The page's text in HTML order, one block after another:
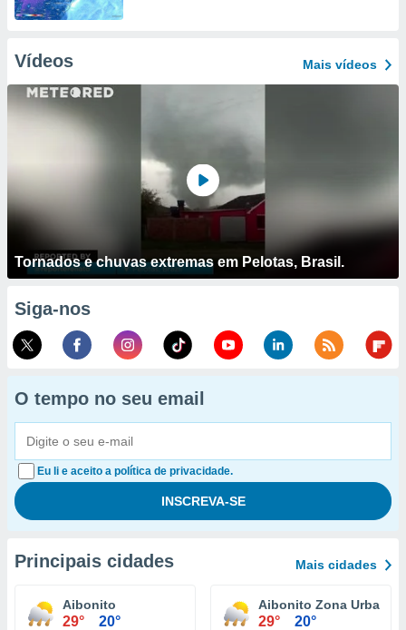
Vídeos Mais vídeos
Tornados e chuvas extremas em Pelotas, Brasil.
Siga-nos
O tempo no seu email
Eu li e aceito a política de privacidade.
Principais cidades Mais cidades
Aibonito
29° 20°
Aibonito Zona Urbana
29° 20°